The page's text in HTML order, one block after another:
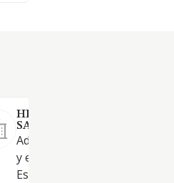
HIDROCARBUROS PEREZ Y
SANCHEZ S.L.
Adquisición, venta,
y explotación de todo tipo de
Estaciones de Servicio. La